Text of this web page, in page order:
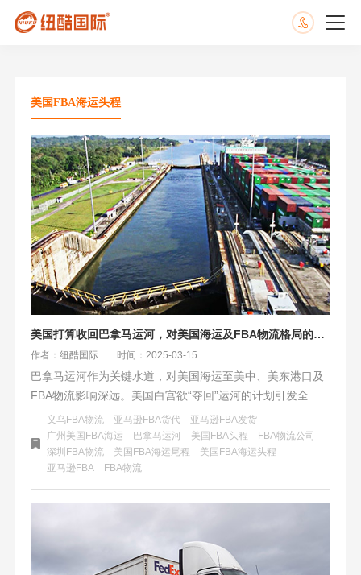
美国FBA海运头程
美国打算收回巴拿马运河，对美国海运及FBA物流格局的深远影响
作者：纽酷国际 时间：2025-03-15
巴拿马运河作为关键水道，对美国海运至美中、美东港口及
FBA物流影响深远。美国白宫欲“夺回”运河的计划引发全球
关注，若实施将迫使船运公司寻找替代航线，增加成本，影
响FBA卖家效率和竞争力，同时可能扰乱美国国际贸易，加
剧紧张局势。各方需冷静对话，寻求解决之道，确保航运市
场稳定。
义乌FBA物流 亚马逊FBA货代
亚马逊FBA发货
广州美国FBA海运
巴拿马运河 美国FBA头程
FBA物流公司
深圳FBA物流
美国FBA海运尾程
美国FBA海运头程
​亚马逊FBA
FBA物流